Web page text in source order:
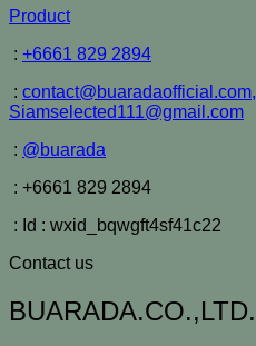
Product
: +6661 829 2894
: contact@buaradaofficial.com,
Siamselected111@gmail.com
: @buarada
: +6661 829 2894
: Id : wxid_bqwgft4sf41c22
Contact us
BUARADA.CO.,LTD.